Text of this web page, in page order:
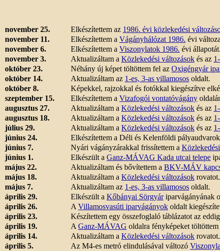
november 25. Elkészítettem az 1986. évi közlekedési
november 11.
Elkészítettem a Vágányhálózat 1986. évi
november 6.
Elkészítettem a Viszonylatok 1986. évi
november 3.
Aktualizáltam a Közlekedési változások és az
október 23.
Néhány új képet töltöttem fel az Oxigéngyár
október 14.
Aktualizáltam az 1-es, 3-as villamosos oldalt.
október 8.
Képekkel, rajzokkal és fotókkal kiegészítve
szeptember 15.
Elkészítettem a Vizafogói vontatóvágány
augusztus 27.
Aktualizáltam a Közlekedési változások és az
augusztus 18.
Aktualizáltam a Közlekedési változások és az
július 29.
Aktualizáltam a Közlekedési változások és az
június 24.
Elkészítettem a Déli és Kelenföldi
június 7.
Nyári vágányzárakkal frissítettem a
június 1.
Elkészült a Ganz-MÁVAG Kada utcai telepe
május 22.
Aktualizáltam és bővítettem a BKV-MÁV
május 18.
Aktualizáltam a Közlekedési változások rovatot.
május 7.
Aktualizáltam az 1-es, 3-as villamosos oldalt.
április 29.
Elkészült a Kőbányai Sörgyáriparvágányának
április 26.
A Villamosvasúti iparvágányok oldalt
április 23.
Készítettem egy összefoglaló táblázatot az
április 19.
A Ganz-MÁVAG oldalra fényképeket
április 14.
Aktualizáltam a Közlekedési változások rovatot.
április 5.
Az M4-es metró elindulásával változó